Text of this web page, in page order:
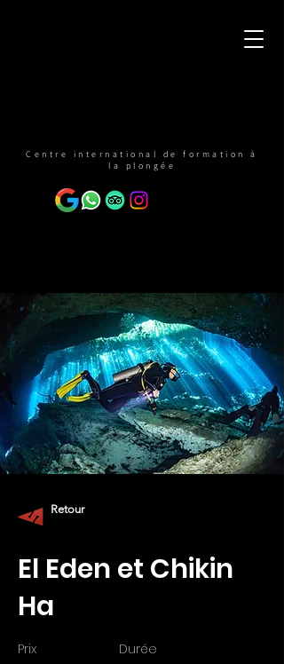
Centre international de formation à
la plongée
Retour
El Eden et Chikin
Ha
Prix Durée